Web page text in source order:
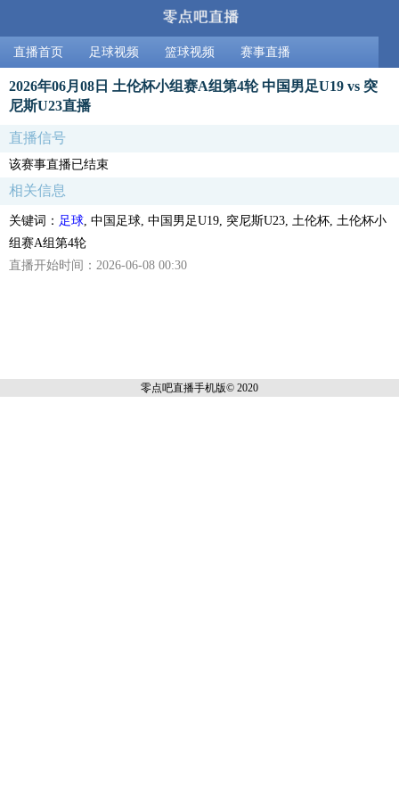
直播首页 足球视频 篮球视频 赛事直播
2026年06月08日 土伦杯小组赛A组第4轮 中国男足U19 vs 突
尼斯U23直播
直播信号
该赛事直播已结束
相关信息
关键词： 足球 , 中国足球, 中国男足U19, 突尼斯U23, 土伦杯, 土伦杯小
组赛A组第4轮
直播开始时间：2026-06-08 00:30
零点吧直播手机版© 2020